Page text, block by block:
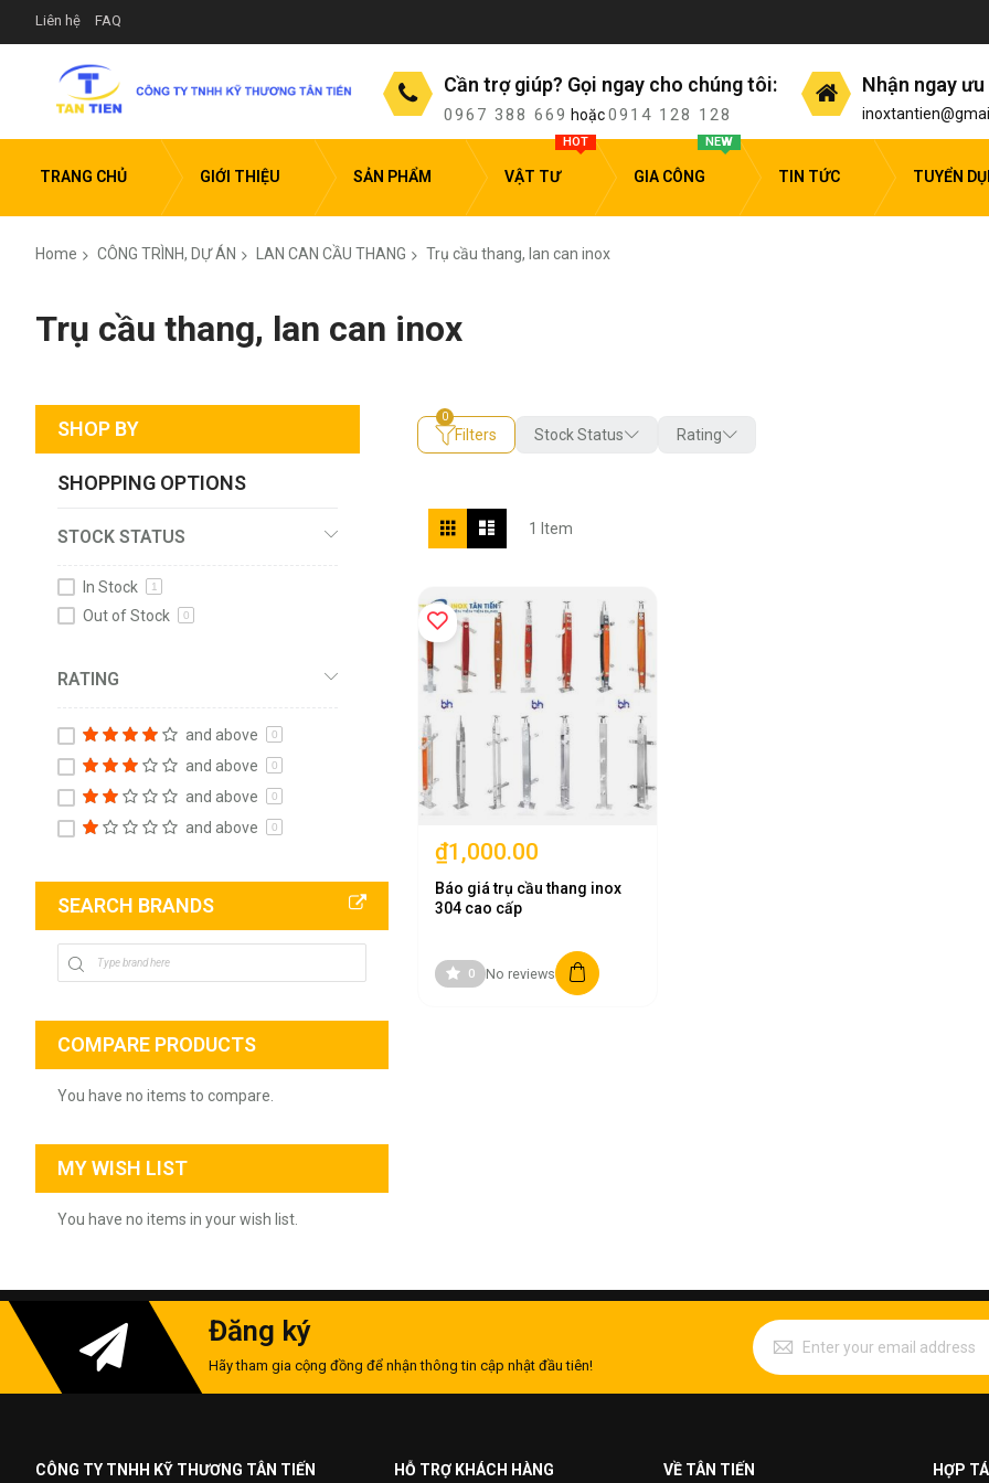
Liên hệ FAQ
Cần trợ giúp? Gọi ngay cho chúng tôi:
0967 388 669 hoặc0914 128 128
Nhận ngay
TRANG CHỦ GIỚI THIỆU SẢN PHẨM VẬT TƯ
HOT
GIA CÔNG
NEW
TIN TỨC TUYỂN
Home CÔNG TRÌNH, DỰ ÁN LAN CAN CẦU THANG Trụ cầu thang, lan can inox
Trụ cầu thang, lan can inox
Filters Stock Status Rating
View
as
Grid 1 Item
₫1,000.00
Báo giá trụ cầu thang inox
304 cao cấp
0 No reviews
SHOP BY
SHOPPING OPTIONS
STOCK STATUS
In Stock 1
Out of Stock 0
RATING
and above 0
and above 0
and above 0
and above 0
SEARCH BRANDS
COMPARE PRODUCTS
You have no items to compare.
MY WISH LIST
You have no items in your wish list.
Đăng ký
Hãy tham gia cộng đồng để nhận thông tin cập nhật đầu tiên!
CÔNG TY TNHH KỸ THƯƠNG TÂN TIẾN HỖ TRỢ KHÁCH HÀNG VỀ TÂN TIẾN HỢP